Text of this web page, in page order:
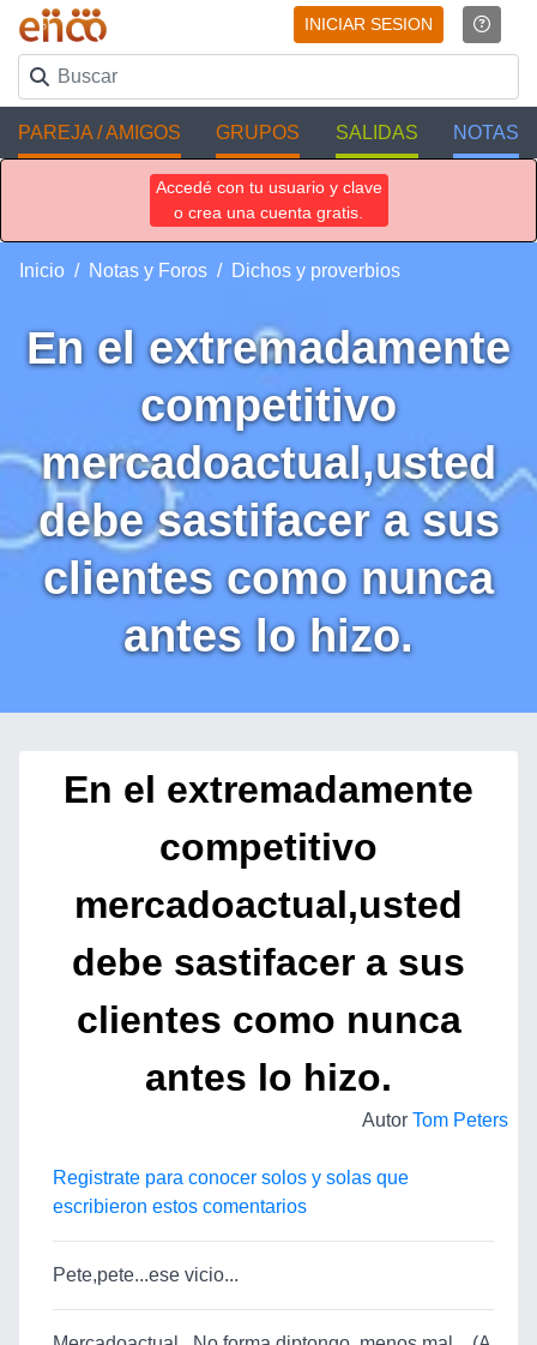
INICIAR SESION
PAREJA / AMIGOS GRUPOS SALIDAS NOTAS
Accedé con tu usuario y clave
o crea una cuenta gratis.
Inicio Notas y Foros Dichos y proverbios
En el extremadamente
competitivo
mercadoactual,usted
debe sastifacer a sus
clientes como nunca
antes lo hizo.
En el extremadamente
competitivo
mercadoactual,usted
debe sastifacer a sus
clientes como nunca
antes lo hizo.
Autor Tom Peters
Registrate para conocer solos y solas que
escribieron estos comentarios
Pete,pete...ese vicio...